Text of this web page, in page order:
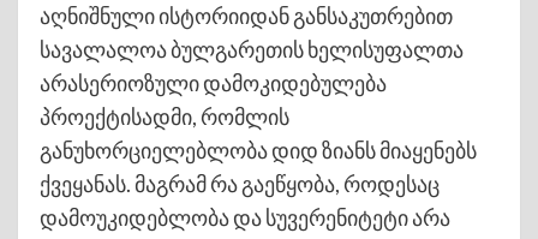
აღნიშნული ისტორიიდან განსაკუთრებით
სავალალოა ბულგარეთის ხელისუფალთა
არასერიოზული დამოკიდებულება
პროექტისადმი, რომლის
განუხორციელებლობა დიდ ზიანს მიაყენებს
ქვეყანას. მაგრამ რა გაეწყობა, როდესაც
დამოუკიდებლობა და სუვერენიტეტი არა